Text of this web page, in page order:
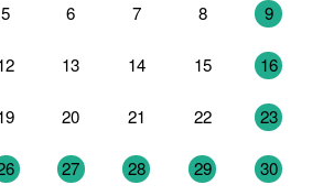
5 6 7 8 9
13 14 15 16
20 21 22 23
27 28 29 30